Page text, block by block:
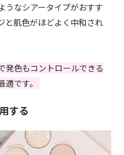
うなシアータイプがおすす
と肌色がほどよく中和され
発色もコントロールできる
です。
する